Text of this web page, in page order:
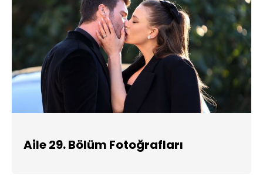
Aile 29. Bölüm Fotoğrafları